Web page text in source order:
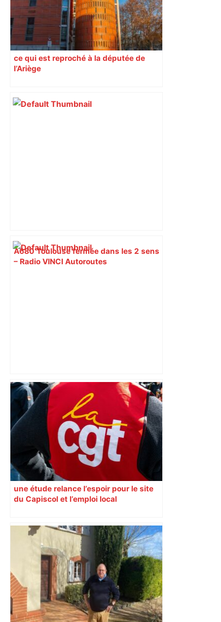
ce qui est reproché à la députée de
l’Ariège
A680 Toulouse fermée dans les 2 sens
– Radio VINCI Autoroutes
"C’est l’une des plus fortes
fréquentations du circuit" : Toulouse
est-elle la capitale du poker amateur –
ladepeche.fr
une étude relance l’espoir pour le site
du Capiscol et l’emploi local